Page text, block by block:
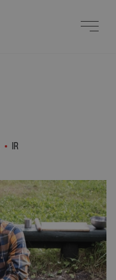
IR